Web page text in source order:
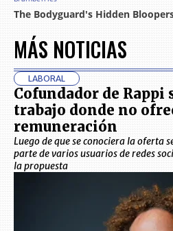
MÁS NOTICIAS
LABORAL
Cofundador de Rappi
trabajo donde no
remuneración
Luego de que se conociera la oferta
parte de varios usuarios de redes
la propuesta